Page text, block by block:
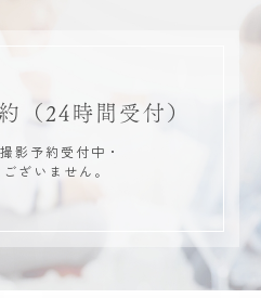
（24時間受付）
影予約受付中・
ざいません。